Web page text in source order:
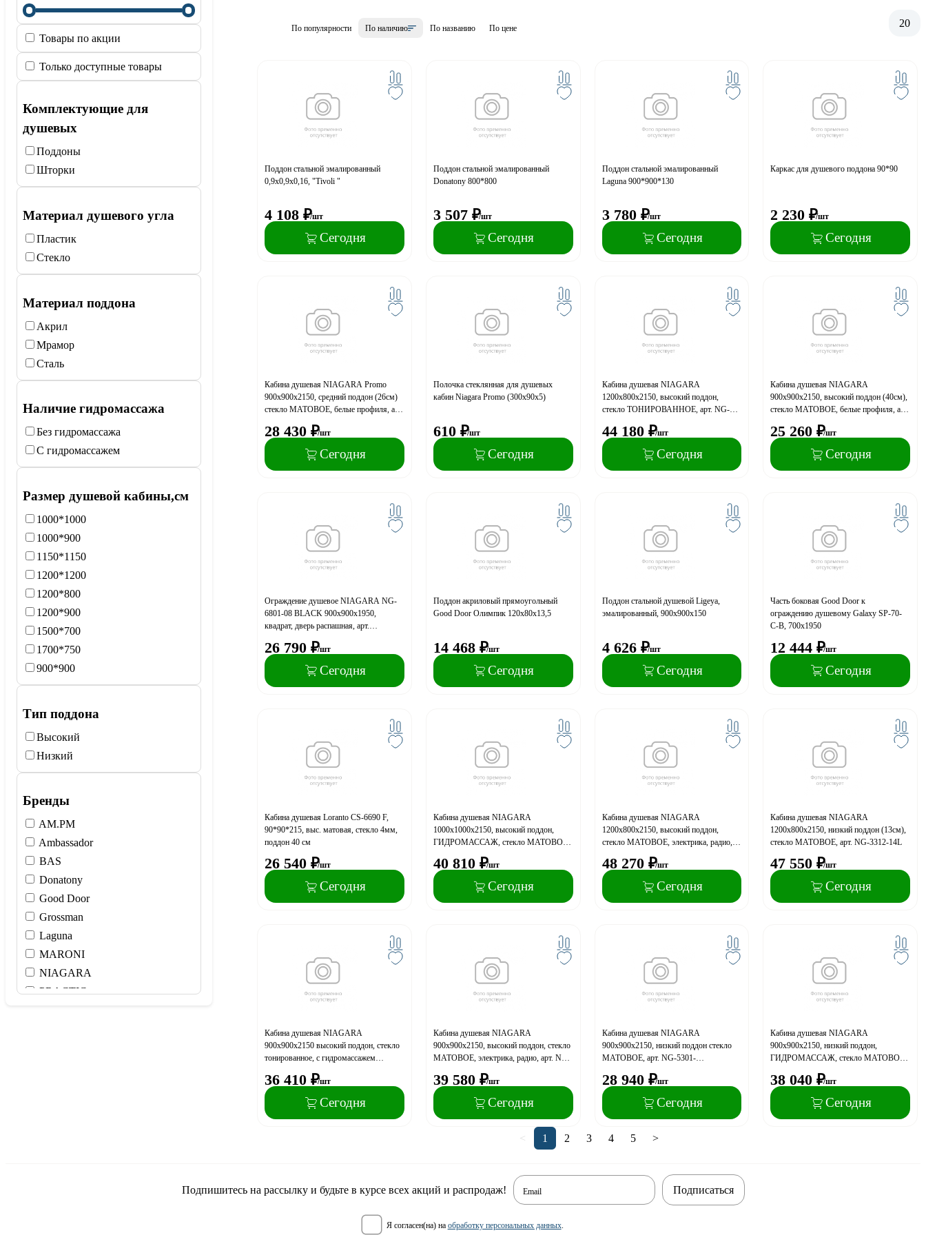
Товары по акции
Только доступные товары
Комплектующие для
душевых
Поддоны
Шторки
Материал душевого угла
Пластик
Стекло
Материал поддона
Акрил
Мрамор
Сталь
Наличие гидромассажа
Без гидромассажа
С гидромассажем
Размер душевой кабины,см
1000*1000
1000*900
1150*1150
1200*1200
1200*800
1200*900
1500*700
1700*750
900*900
Тип поддона
Высокий
Низкий
Бренды
AM.PM
Ambassador
BAS
Donatony
Good Door
Grossman
Laguna
MARONI
NIAGARA
PRACTIC
По популярности По наличию По названию По цене 20
Поддон стальной эмалированный
0,9х0,9х0,16, "Tivoli "
4 108 ₽/шт
Сегодня
Поддон стальной эмалированный
Donatony 800*800
3 507 ₽/шт
Сегодня
Поддон стальной эмалированный
Laguna 900*900*130
3 780 ₽/шт
Сегодня
Каркас для душевого поддона 90*90
2 230 ₽/шт
Сегодня
Кабина душевая NIAGARA Promo
900х900х2150, средний поддон (26см)
стекло МАТОВОЕ, белые профиля, арт.
28 430 ₽/шт
Сегодня
Полочка стеклянная для душевых
кабин Niagara Promo (300x90x5)
610 ₽/шт
Сегодня
Кабина душевая NIAGARA
1200х800х2150, высокий поддон,
стекло ТОНИРОВАННОЕ, арт. NG-
44 180 ₽/шт
Сегодня
Кабина душевая NIAGARA
900х900х2150, высокий поддон (40см),
стекло МАТОВОЕ, белые профиля, арт.
25 260 ₽/шт
Сегодня
Ограждение душевое NIAGARA NG-
6801-08 BLACK 900х900х1950,
квадрат, дверь распашная, арт.
26 790 ₽/шт
Сегодня
Поддон акриловый прямоугольный
Good Door Олимпик 120х80х13,5
14 468 ₽/шт
Сегодня
Поддон стальной душевой Ligeya,
эмалированный, 900х900х150
4 626 ₽/шт
Сегодня
Часть боковая Good Door к
ограждению душевому Galaxy SP-70-
C-В, 700х1950
12 444 ₽/шт
Сегодня
Кабина душевая Loranto CS-6690 F,
90*90*215, выс. матовая, стекло 4мм,
поддон 40 см
26 540 ₽/шт
Сегодня
Кабина душевая NIAGARA
1000х1000х2150, высокий поддон,
ГИДРОМАССАЖ, стекло МАТОВОЕ,
40 810 ₽/шт
Сегодня
Кабина душевая NIAGARA
1200х800х2150, высокий поддон,
стекло МАТОВОЕ, электрика, радио,
48 270 ₽/шт
Сегодня
Кабина душевая NIAGARA
1200х800х2150, низкий поддон (13см),
стекло МАТОВОЕ, арт. NG-3312-14L
47 550 ₽/шт
Сегодня
Кабина душевая NIAGARA
900х900х2150 высокий поддон, стекло
тонированное, с гидромассажем
36 410 ₽/шт
Сегодня
Кабина душевая NIAGARA
900х900х2150, высокий поддон, стекло
МАТОВОЕ, электрика, радио, арт. NG-
39 580 ₽/шт
Сегодня
Кабина душевая NIAGARA
900х900х2150, низкий поддон стекло
МАТОВОЕ, арт. NG-5301-
28 940 ₽/шт
Сегодня
Кабина душевая NIAGARA
900х900х2150, низкий поддон,
ГИДРОМАССАЖ, стекло МАТОВОЕ,
38 040 ₽/шт
Сегодня
< 1 2 3 4 5 >
Подпишитесь на рассылку и будьте в курсе всех акций и распродаж! Email
я согласен(на) на обработку персональных данных.
Подписаться